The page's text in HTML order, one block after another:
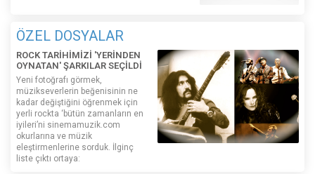
ÖZEL DOSYALAR
ROCK TARİHİMİZİ 'YERİNDEN
OYNATAN' ŞARKILAR SEÇİLDİ
Yeni fotoğrafı görmek,
müzikseverlerin beğenisinin ne
kadar değiştiğini öğrenmek için
yerli rockta ‘bütün zamanların en
iyileri’ni sinemamuzik.com
okurlarına ve müzik
eleştirmenlerine sorduk. İlginç
liste çıktı ortaya: